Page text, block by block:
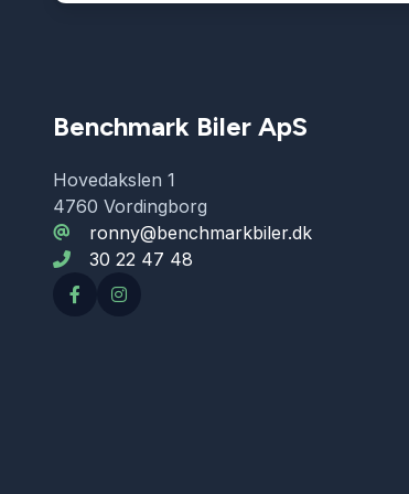
Benchmark Biler ApS
Hovedakslen 1
4760 Vordingborg
ronny@benchmarkbiler.dk
30 22 47 48